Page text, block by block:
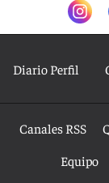
Diario Perfil
Canales RSS
Equipo